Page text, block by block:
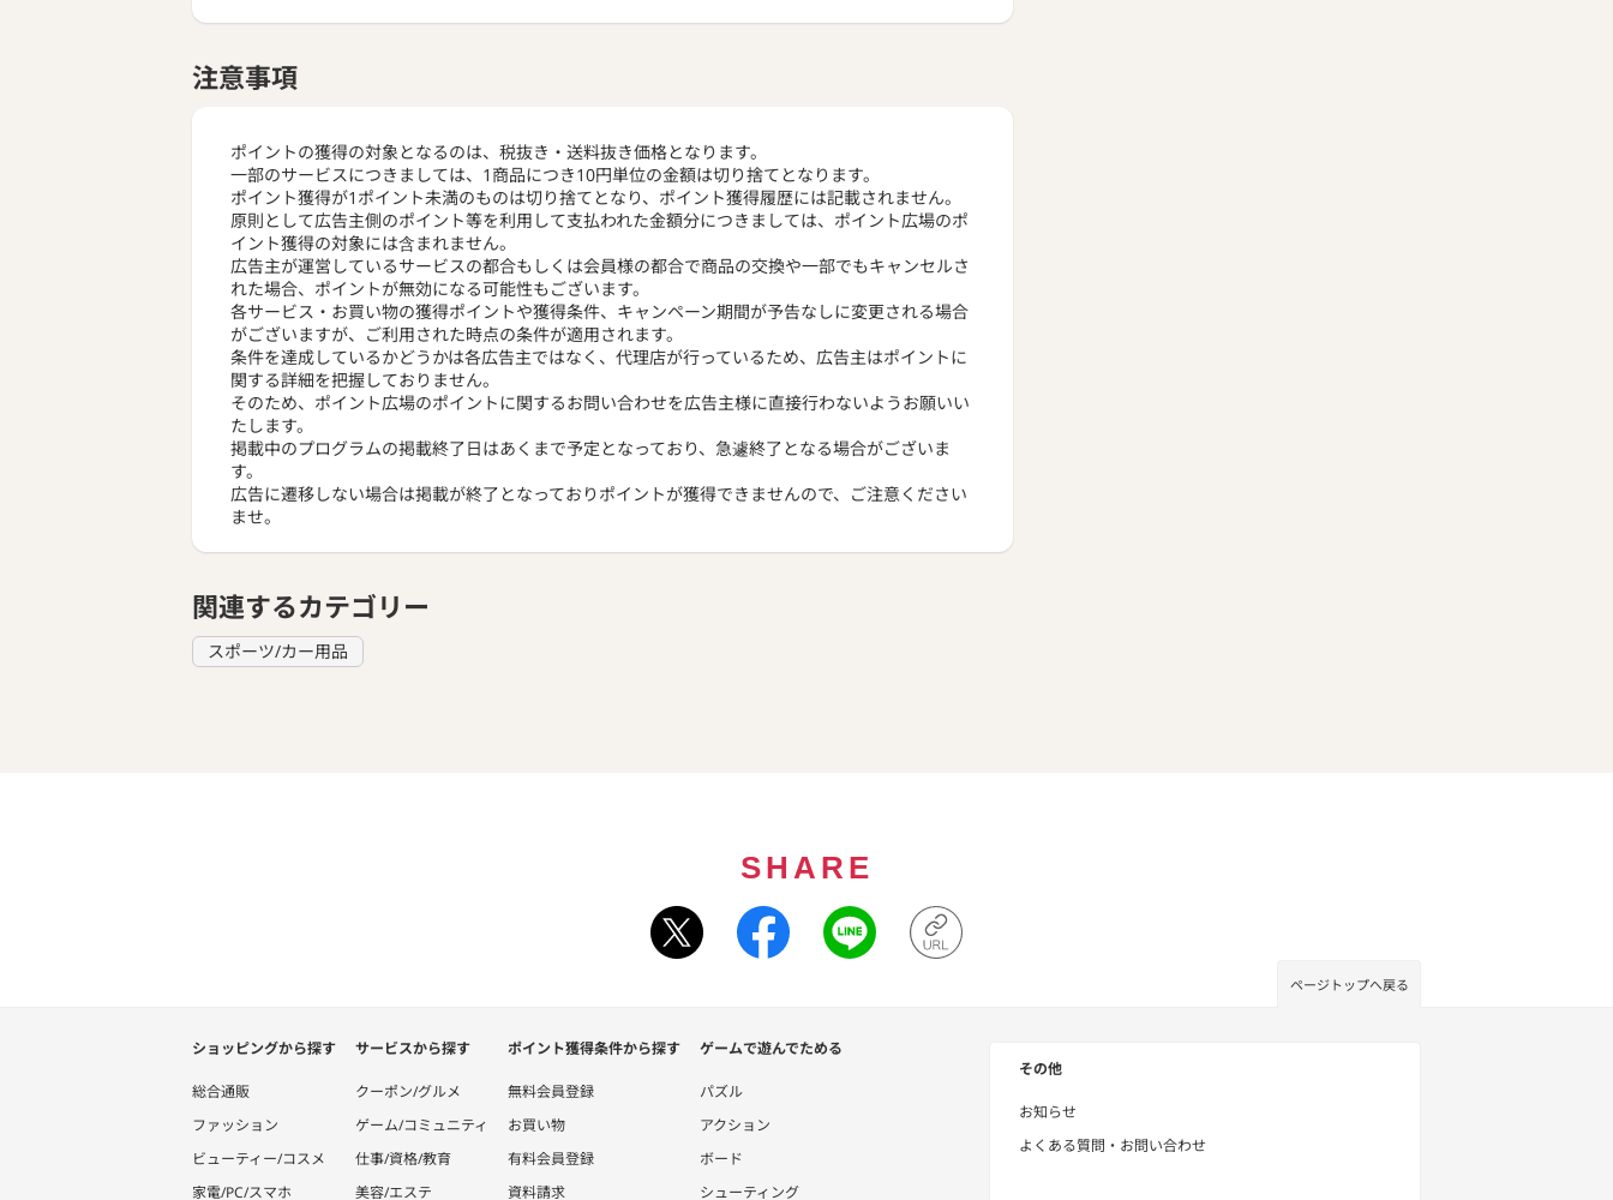
注意事項
ポイントの獲得の対象となるのは、税抜き・送料抜き価格となります。
一部のサービスにつきましては、1商品につき10円単位の金額は切り捨てとなります。
ポイント獲得が1ポイント未満のものは切り捨てとなり、ポイント獲得履歴には記載されません。
原則として広告主側のポイント等を利用して支払われた金額分につきましては、ポイント広場のポ
イント獲得の対象には含まれません。
広告主が運営しているサービスの都合もしくは会員様の都合で商品の交換や一部でもキャンセルさ
れた場合、ポイントが無効になる可能性もございます。
各サービス・お買い物の獲得ポイントや獲得条件、キャンペーン期間が予告なしに変更される場合
がございますが、ご利用された時点の条件が適用されます。
条件を達成しているかどうかは各広告主ではなく、代理店が行っているため、広告主はポイントに
関する詳細を把握しておりません。
そのため、ポイント広場のポイントに関するお問い合わせを広告主様に直接行わないようお願いい
たします。
掲載中のプログラムの掲載終了日はあくまで予定となっており、急遽終了となる場合がございま
す。
広告に遷移しない場合は掲載が終了となっておりポイントが獲得できませんので、ご注意ください
ませ。
関連するカテゴリー
スポーツ/カー用品
SHARE
ページトップへ戻る
ショッピングから探す
総合通販
ファッション
ビューティー/コスメ
家電/PC/スマホ
サービスから探す
クーポン/グルメ
ゲーム/コミュニティ
仕事/資格/教育
美容/エステ
ポイント獲得条件から探す
無料会員登録
お買い物
有料会員登録
資料請求
ゲームで遊んでためる
パズル
アクション
ボード
シューティング
その他
お知らせ
よくある質問・お問い合わせ